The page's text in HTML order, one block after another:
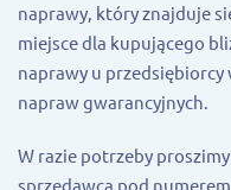
naprawy, który znajduje
miejsce dla kupującego
naprawy u
napraw gwarancyjnych.
W razie potrzeby
sprzedawcą pod